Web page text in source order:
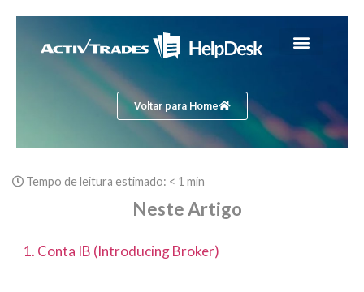
Voltar para Home
Tempo de leitura estimado: < 1 min
Neste Artigo
1. Conta IB (Introducing Broker)